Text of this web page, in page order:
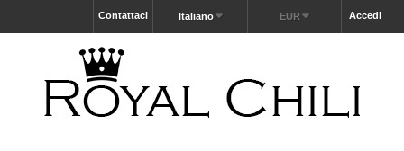
Accedi
EUR
Italiano
Contattaci